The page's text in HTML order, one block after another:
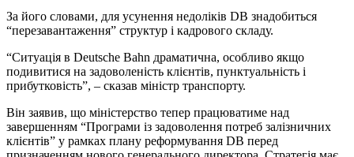
За його словами, для усунення недоліків DB знадобиться
“перезавантаження” структур і кадрового складу.
“Ситуація в Deutsche Bahn драматична, особливо якщо
подивитися на задоволеність клієнтів, пунктуальність і
прибутковість”, – сказав міністр транспорту.
Він заявив, що міністерство тепер працюватиме над
завершенням “Програми із задоволення потреб залізничних
клієнтів” у рамках плану реформування DB перед